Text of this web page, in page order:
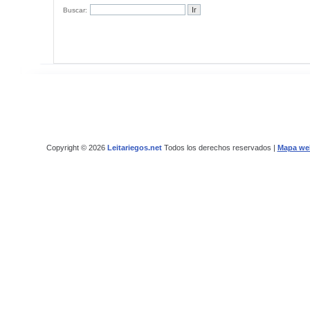
Buscar:
Copyright © 2026 Leitariegos.netTodos los derechos reservados | Mapa